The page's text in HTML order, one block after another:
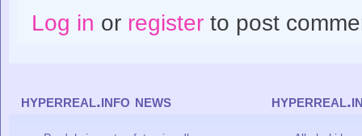
Log in or registerto post
hyperreal.info news